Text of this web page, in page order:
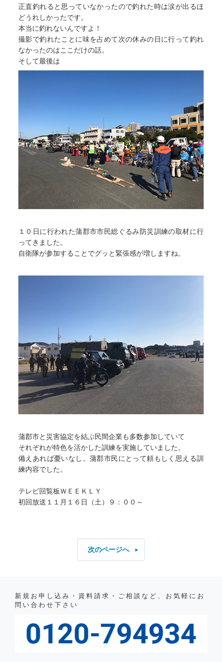
正直釣れると思っていなかったので釣れた時は涙が出るほ
どうれしかったです。
本当に釣れないんですよ！
撮影で釣れたことに味を占めて次の休みの日に行って釣れ
なかったのはここだけの話。
そして最後は
１０日に行われた蒲郡市市民総ぐるみ防災訓練の取材に行
ってきました。
自衛隊が参加することでグッと緊張感が増しますね。
蒲郡市と災害協定を結ぶ民間企業も多数参加していて
それぞれが特色を活かした訓練を実施していました。
備えあれば憂いなし。蒲郡市民にとって頼もしく思える訓
練内容でした。
テレビ回覧板ＷＥＥＫＬＹ
初回放送１１月１６日（土）９：００～
次のページへ
新規お申し込み・資料請求・ご相談など、お気軽にお
問い合わせ下さい